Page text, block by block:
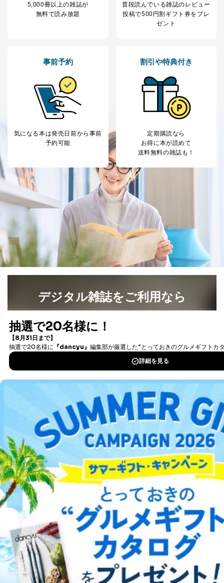
5,000冊以上の雑誌が
無料で読み放題
普段読んでいる雑誌のレビュー
投稿で500円割ギフト券をプレ
ゼント
事前予約
気になる本は発売日前から事前
予約可能
割引や特典付き
定期購読なら
お得に本が読めて
送料無料の雑誌も！
デジタル雑誌をご利用なら
書籍）が無料で読み放題！
DOWNLOAD FOR IOS
DOWNLOAD FOR ANDROID
ご利用方法はこちら
総合案内
アフィリエイト 採用情報
プレスリリース お問い合わせ
利用規約プライバシーポリシー 特定商取引法に基づく表示
出版社の皆様へ
投資家の皆様へサイトマップ